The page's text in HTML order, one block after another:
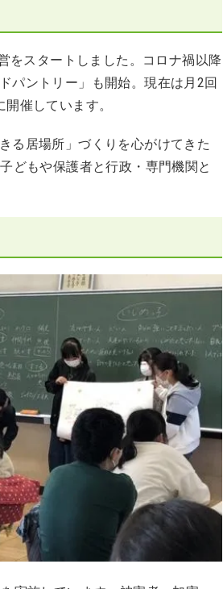
をスタートしました。コロナ禍以降
パントリー」も開始。現在は月2回
催しています。
る居場所」づくりを心がけてきた
どもや保護者と行政・専門機関と